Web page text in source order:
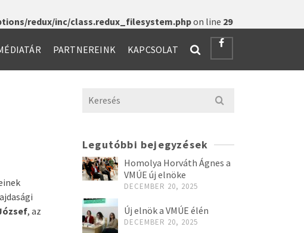
redux/inc/class.redux_filesystem.phpon line 29
PARTNEREINK KAPCSOLAT
, az
Search
for:
Legutóbbi bejegyzések
Homolya Horváth Ágnes a
VMÚE új elnöke
DECEMBER 20, 2025
Új elnök a VMÚE élén
DECEMBER 20, 2025